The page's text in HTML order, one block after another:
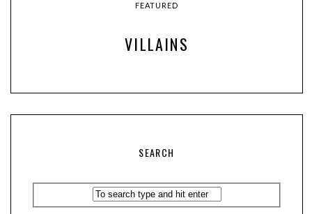
FEATURED
VILLAINS
SEARCH